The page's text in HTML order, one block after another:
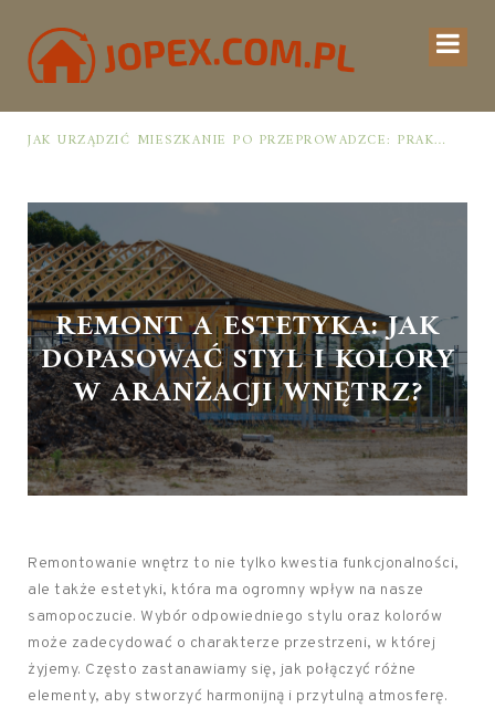
JAK URZĄDZIĆ MIESZKANIE PO PRZEPROWADZCE: PRAKTYCZNY PLAN OD ROZPAKOWANIA DO PRZYTULNEJ PRZESTRZENI
REMONT A ESTETYKA: JAK
DOPASOWAĆ STYL I KOLORY
W ARANŻACJI WNĘTRZ?
Remontowanie wnętrz to nie tylko kwestia funkcjonalności,
ale także estetyki, która ma ogromny wpływ na nasze
samopoczucie. Wybór odpowiedniego stylu oraz kolorów
może zadecydować o charakterze przestrzeni, w której
żyjemy. Często zastanawiamy się, jak połączyć różne
elementy, aby stworzyć harmonijną i przytulną atmosferę.